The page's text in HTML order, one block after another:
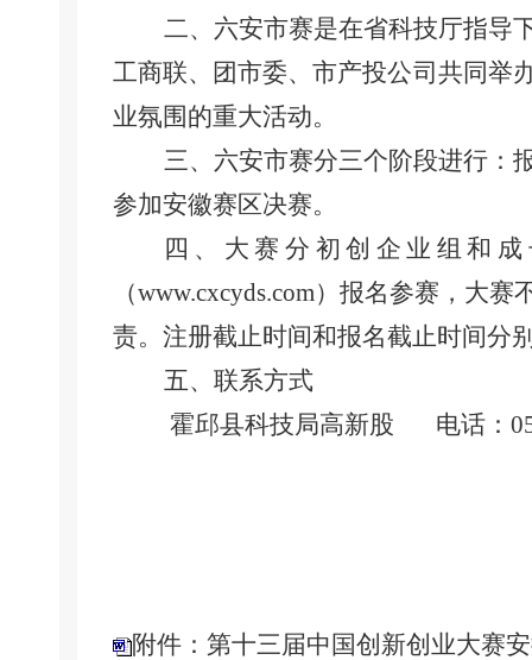
二、六安市赛是在省科技厅指导
工商联、团市委、市产投公司共同举
业氛围的重大活动。
三、六安市赛分三个阶段进行：
参加安徽赛区决赛。
四、大赛分初创企业组和
（www.cxcyds.com）报名参赛，大赛
责。注册截止时间和报名截止时间分
五、联系方式
霍邱县科技局高新股
电话：
附件：第十三届中国创新创业大赛